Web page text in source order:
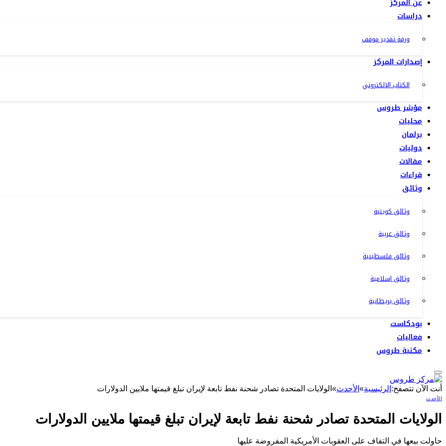
عن المركز
دراسات
ورقة تقدير موقف
إصدارات المركز
الكتاب الإلكتروني
مؤشر طروس
محليات
برلمان
دوليات
مقالات
قراءات
وثائق
وثائق كويتية
وثائق عربية
وثائق فلسطينية
وثائق إسلامية
وثائق بريطانية
بودكاست
فعاليات
مكتبة طروس
أنت الآن تتصفح: الرئيسية» الأحدث» الولايات المتحدة تصادر شحنة نفط تابعة لإيران تبلغ قيمتها ملايين الدولارات
الأحدث
الولايات المتحدة تصادر شحنة نفط تابعة لإيران تبلغ قيمتها ملايين الدولارات
حاولت بيعها في التفاف على العقوبات الأمريكية المفروضة عليها